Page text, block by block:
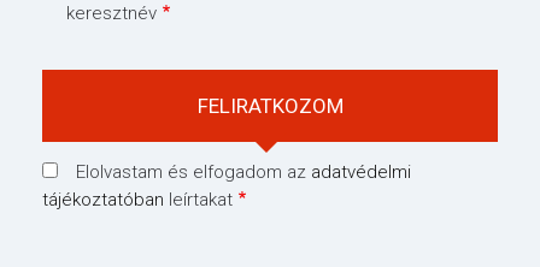
keresztnév
Elolvastam és elfogadom az adatvédelmi
tájékoztatóban leírtakat